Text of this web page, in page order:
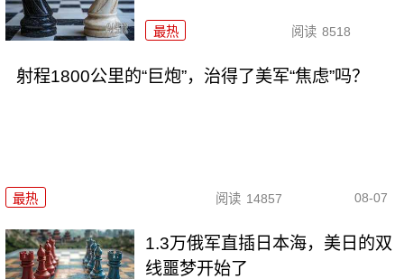
最热 阅读 8518
射程1800公里的“巨炮”，治得了美军“焦虑”吗？
最热 阅读 14857 08-07
1.3万俄军直插日本海，美日的双
线噩梦开始了